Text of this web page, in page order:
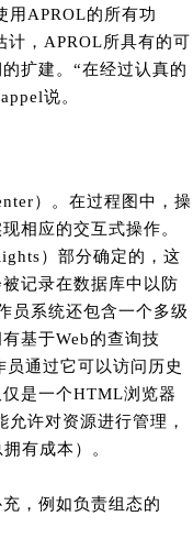
用APROL的所有功
计，APROL所具有的可
扩建。“在经过认真的
说。
）。在过程图中，操
相应的交互式操作。
）部分确定的，这
记录在数据库中以防
员系统还包含一个多级
基于Web的查询技
通过它可以访问历史
是一个HTML浏览器
许对资源进行管理，
有成本）。
，例如负责组态的